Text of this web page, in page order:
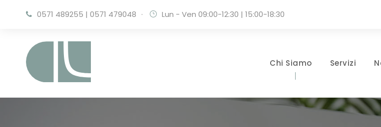
0571 489255 | 0571 479048 · Lun - Ven 09:00-12:30 | 15:00-18:30
Chi Siamo Servizi